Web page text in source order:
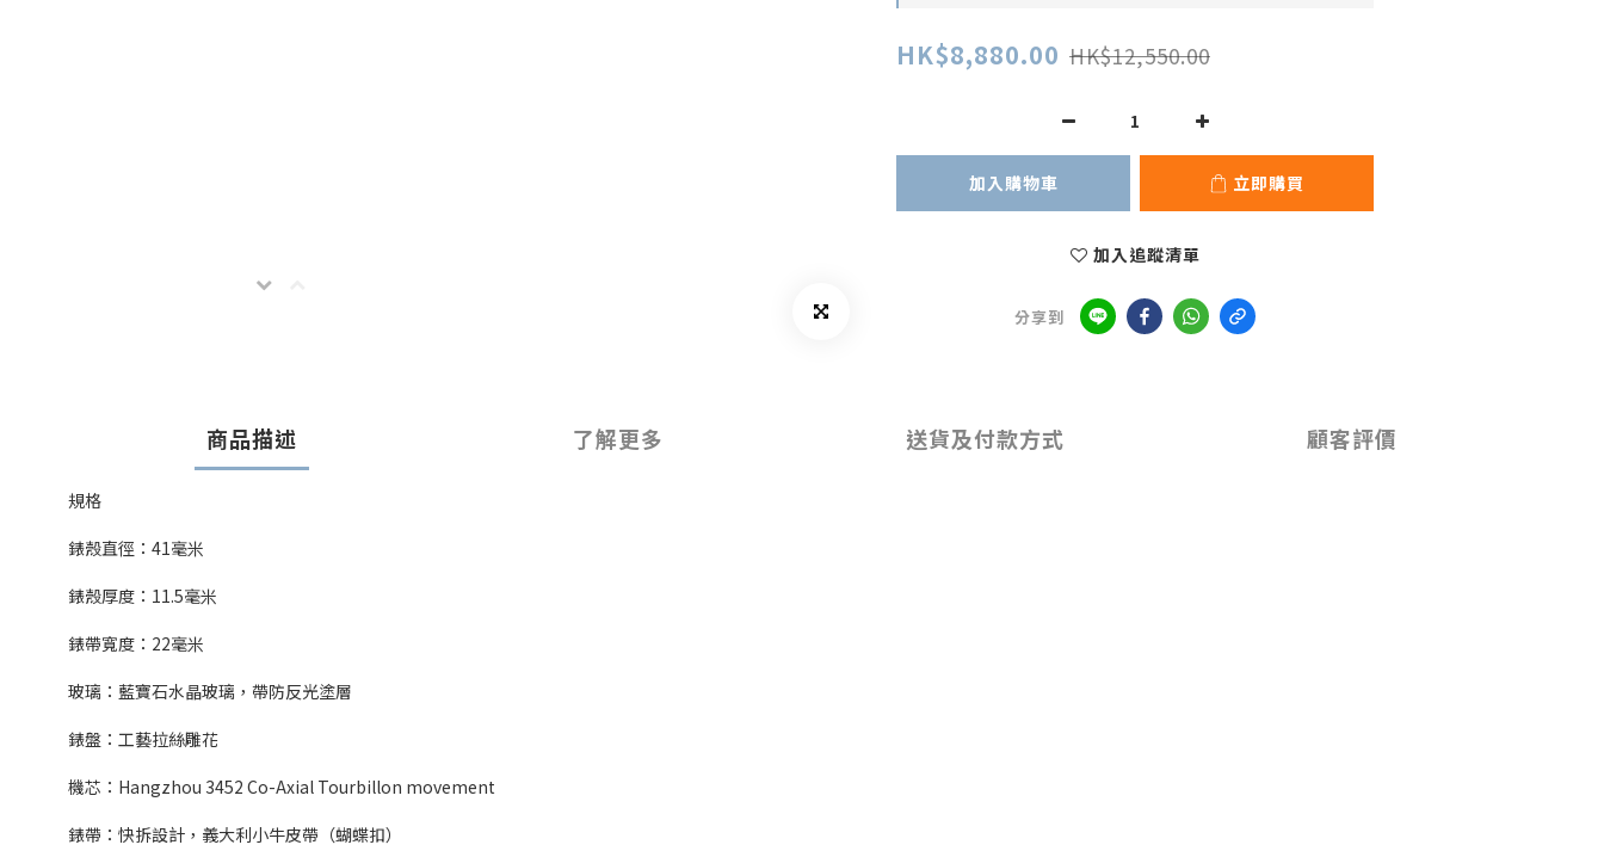
HK$8,880.00 HK$12,550.00
加入購物車 立即購買
加入追蹤清單
分享到
商品描述 了解更多 送貨及付款方式 顧客評價
規格
錶殼直徑：41毫米
錶殼厚度：11.5毫米
錶帶寬度：22毫米
玻璃：藍寶石水晶玻璃，帶防反光塗層
錶盤：工藝拉絲雕花
機芯：Hangzhou 3452 Co-Axial Tourbillon movement
錶帶：快拆設計，義大利小牛皮帶（蝴蝶扣）